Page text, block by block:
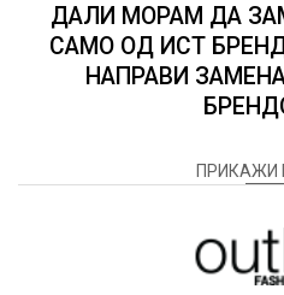
ДАЛИ МОРАМ ДА
САМО ОД ИСТ
НАПРАВИ
ПРИКАЖИ